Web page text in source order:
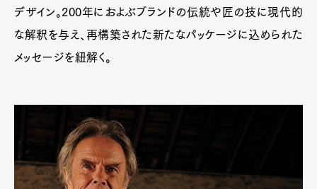
デザイン。200年におよぶブランドの伝統や匠の技に現代的
な解釈を与え、再構築された新たなパッケージに込められた
メッセージを紐解く。